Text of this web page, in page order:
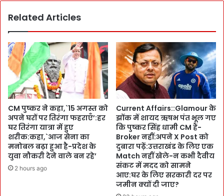
स
के
लि
ए
प
ने
वि
धा
य
कों
के
पा
r
म
या
बी
र
ति
रं
गा
शौ
र्य
स
म्मा
Related Articles
CM पुष्कर ने कहा,`15 अगस्त को
अपने घरों पर तिरंगा फहराएँ’:हर
घर तिरंगा यात्रा में हुए
शरीक:कहा,`आज सेना का
मनोबल बढ़ा हुआ है-प्रदेश के
युवा नौकरी देने वाले बन रहे’
2 hours ago
Current Affairs::Glamour के
झोंक में शायद ऋषभ पंत भूल गए
कि पुष्कर सिंह धामी CM हैं-
Broker नहीं:अपने X Post को
दुबारा पढ़ें:उत्तराखंड के लिए एक
Match नहीं खेले-न कभी दैवीय
संकट में मदद को सामने
आए:घर के लिए सरकारी दर पर
जमीन क्यों दी जाए?